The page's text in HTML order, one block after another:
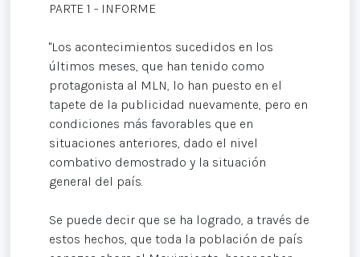
PARTE 1 - INFORME
"Los acontecimientos sucedidos en los
últimos meses, que han tenido como
protagonista al MLN, lo han puesto en el
tapete de la publicidad nuevamente, pero en
condiciones más favorables que en
situaciones anteriores, dado el nivel
combativo demostrado y la situación
general del país.
Se puede decir que se ha logrado, a través de
estos hechos, que toda la población de país